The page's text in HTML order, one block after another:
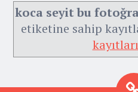
koca seyit bu
etiketine sahip